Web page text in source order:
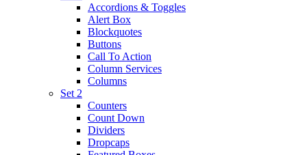
Accordions & Toggles
Alert Box
Blockquotes
Buttons
Call To Action
Column Services
Columns
Set 2
Counters
Count Down
Dividers
Dropcaps